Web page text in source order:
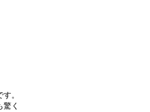
。
驚く